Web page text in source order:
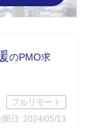
のPMO求
フルリモート
開日: 2024/05/13